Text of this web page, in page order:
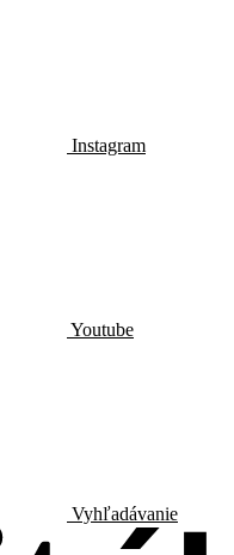
Instagram
Youtube
Vyhľadávanie